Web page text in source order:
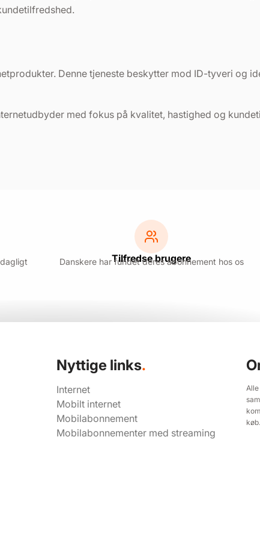
Denne tjeneste beskytter mod ID-tyveri og
med fokus på kvalitet, hastighed og
Tilfredse brugere
Danskere har fundet deres abonnement hos os
Nyttige links.
Internet
Mobilt internet
Mobilabonnement
Mobilabonnementer med streaming